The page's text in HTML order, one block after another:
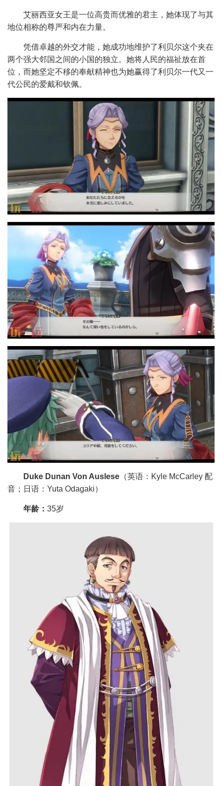
艾丽西亚女王是一位高贵而优雅的君主，她体现了与其
地位相称的尊严和内在力量。
凭借卓越的外交才能，她成功地维护了利贝尔这个夹在
两个强大邻国之间的小国的独立。她将人民的福祉放在首
位，而她坚定不移的奉献精神也为她赢得了利贝尔一代又一
代公民的爱戴和钦佩。
Duke Dunan Von Auslese （英语：Kyle McCarley 配
音；日语：Yuta Odagaki）
年龄： 35岁